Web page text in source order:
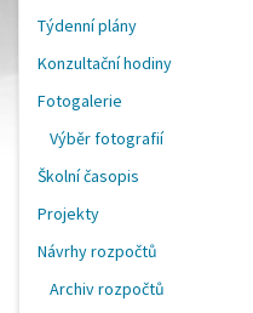
Týdenní plány
Konzultační hodiny
Fotogalerie
Výběr fotografií
Školní časopis
Projekty
Návrhy rozpočtů
Archiv rozpočtů